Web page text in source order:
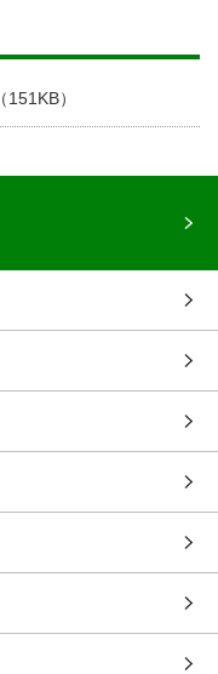
（151KB）